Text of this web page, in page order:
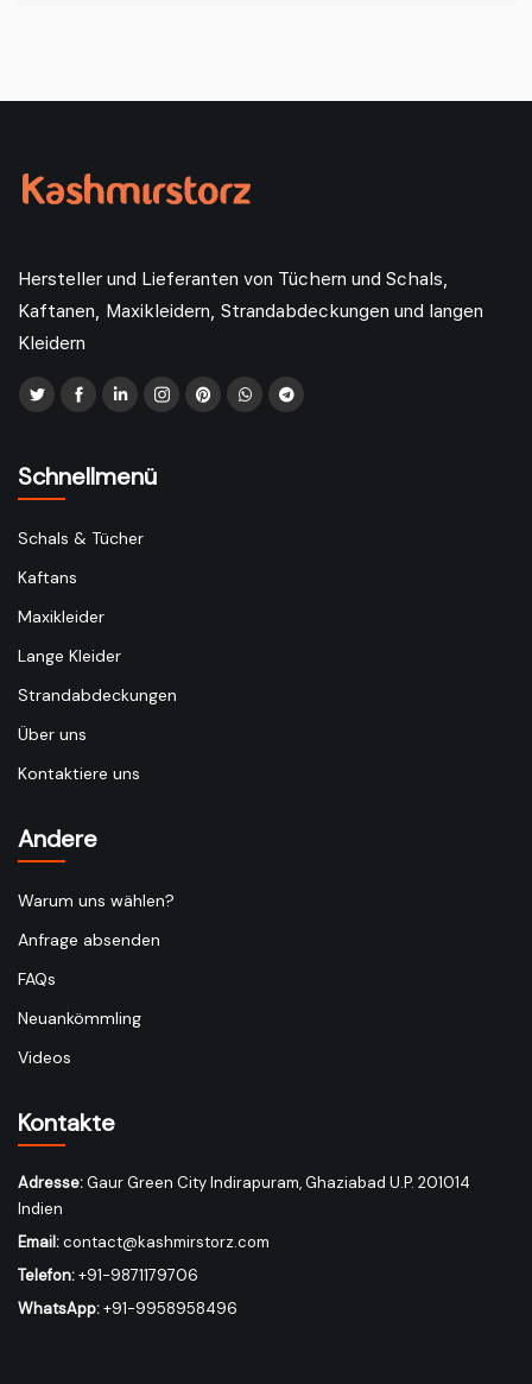
Hersteller und Lieferanten von Tüchern und Schals,
Kaftanen, Maxikleidern, Strandabdeckungen und langen
Kleidern
Schnellmenü
Schals & Tücher
Kaftans
Maxikleider
Lange Kleider
Strandabdeckungen
Über uns
Kontaktiere uns
Andere
Warum uns wählen?
Anfrage absenden
FAQs
Neuankömmling
Videos
Kontakte
Adresse:Gaur Green City Indirapuram, Ghaziabad U.P. 201014
Indien
Email:contact@kashmirstorz.com
Telefon:+91-9871179706
WhatsApp:+91-9958958496